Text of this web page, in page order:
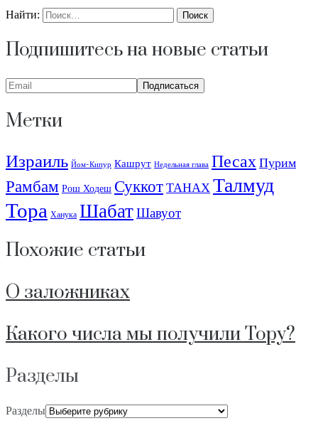
Найти:
Подпишитесь на новые статьи
Метки
Израиль Йом-Кипур Кашрут Недельная глава ПесахПурим
Рамбам Рош Ходеш СуккотТАНАХТалмуд
Тора Ханука ШабатШавуот
Похожие статьи
О заложниках
Какого числа мы получили Тору?
Разделы
Разделы